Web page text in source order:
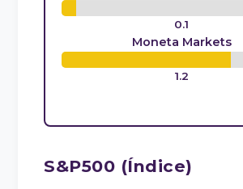
0.1
Moneta Markets
1.2
S&P500 (Índice)